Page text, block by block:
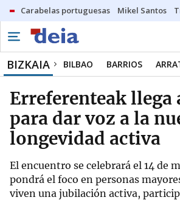
Carabelas portuguesas Mikel Santos
BIZKAIA BILBAO BARRIOS
Erreferenteak llega
para dar voz a la
longevidad activa
El encuentro se celebrará el 14 de
pondrá el foco en personas
viven una jubilación activa,